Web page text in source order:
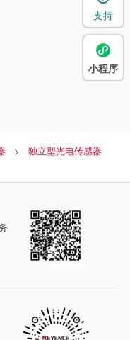
独立型光电传感器
支持
小程序